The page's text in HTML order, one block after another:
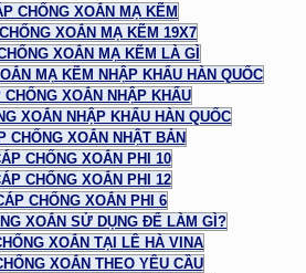
CHỐNG XOẮN MẠ KẼM
XOẮN MẠ KẼM 19X7
XOẮN MẠ KẼM LÀ GÌ
MẠ KẼM NHẬP KHẨU HÀN QUỐC
CHỐNG XOẮN NHẬP KHẨU
XOẮN NHẬP KHẨU HÀN QUỐC
CHỐNG XOẮN NHẬT BẢN
CHỐNG XOẮN PHI 10
CHỐNG XOẮN PHI 12
CHỐNG XOẮN PHI 6
XOẮN SỬ DỤNG ĐỂ LÀM GÌ?
XOẮN TẠI LÊ HÀ VINA
XOẮN THEO YÊU CẦU